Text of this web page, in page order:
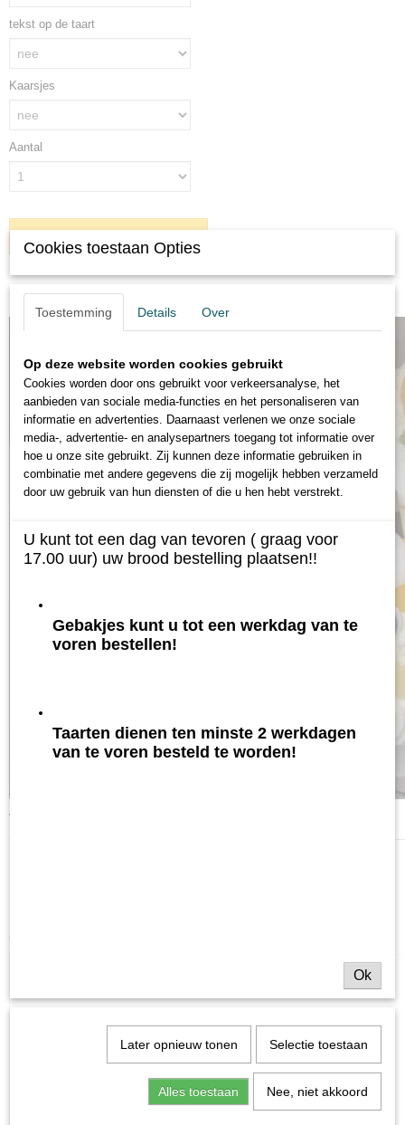
tekst op de taart
Kaarsjes
Aantal
Omschrijving
Vanaf 16 personen
Cookies toestaan Opties
Toestemming Details Over
Op deze website worden cookies gebruikt
Cookies worden door ons gebruikt voor verkeersanalyse, het
aanbieden van sociale media-functies en het personaliseren van
informatie en advertenties. Daarnaast verlenen we onze sociale
media-, advertentie- en analysepartners toegang tot informatie over
hoe u onze site gebruikt. Zij kunnen deze informatie gebruiken in
combinatie met andere gegevens die zij mogelijk hebben verzameld
door uw gebruik van hun diensten of die u hen hebt verstrekt.
U kunt tot een dag van tevoren ( graag voor
17.00 uur) uw brood bestelling plaatsen!!
Gebakjes kunt u tot een werkdag van te
voren bestellen!
Taarten dienen ten minste 2 werkdagen
van te voren besteld te worden!
Ok
Later opnieuw tonen Selectie toestaan
Alles toestaan Nee, niet akkoord